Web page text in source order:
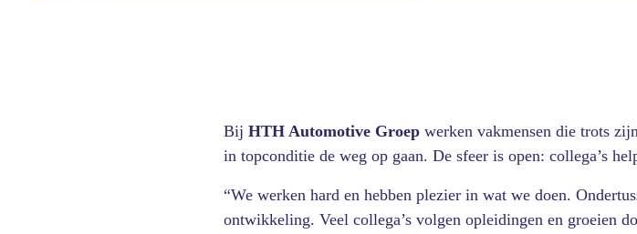
BijHTH Automotive Groepwerken vakmensen die trots
in topconditie de weg op gaan. De sfeer is open: collega’s
“We werken hard en hebben plezier in wat we doen.
ontwikkeling. Veel collega’s volgen opleidingen en groeien